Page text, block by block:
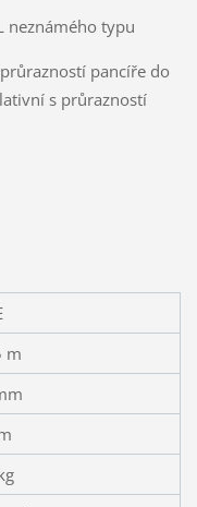
typu
pancíře do
s průrazností
m